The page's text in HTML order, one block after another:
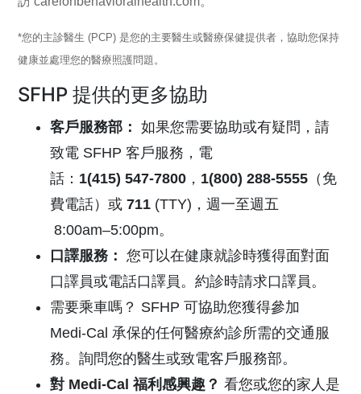
*您的主診醫生 (PCP) 是您的主要醫生或醫療保健提供者，協助您保持
健康並處理您的醫療照護問題。
SFHP 提供的更多協助
客戶服務部 ： 如果您需要協助或有疑問，請
致電 SFHP 客戶服務，電
話： 1(415) 547-7800 ， 1(800) 288-5555 （免
費電話）或711 (TTY)，週一至週五
8:00am–5:00pm。
口譯服務： 您可以在健康就診時獲得面對面
口譯員或電話口譯員。約診時請求口譯員。
需要乘車嗎？ SFHP 可協助您獲得參加
Medi-Cal 承保的任何醫療約診所需的交通服
務。詢問您的醫生或致電客戶服務部。
對 Medi-Cal 福利感興趣？ 看您或您的家人是